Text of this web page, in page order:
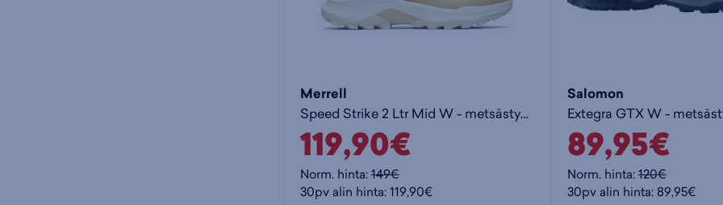
Merrell
Speed Strike 2 Ltr Mid W - metsästyskengät
119,90€
Norm. hinta:149€
30pv alin hinta: 119,90€
Salomon
Extegra GTX W -
89,95€
Norm. hinta:120€
30pv alin hinta: 89,95€